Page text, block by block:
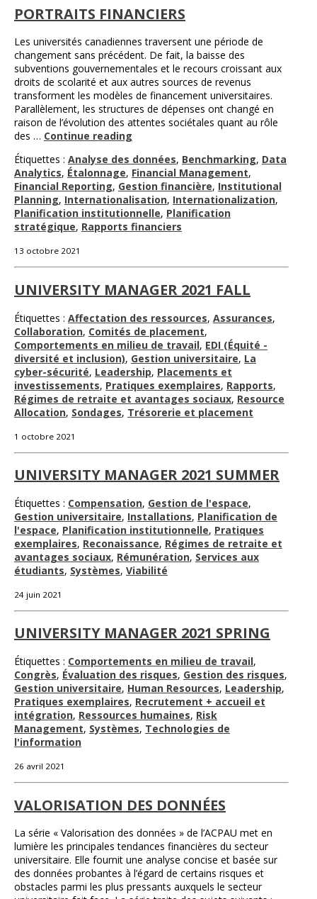
PORTRAITS FINANCIERS
Les universités canadiennes traversent une période de
changement sans précédent. De fait, la baisse des
subventions gouvernementales et le recours croissant aux
droits de scolarité et aux autres sources de revenus
transforment les modèles de financement universitaires.
Parallèlement, les structures de dépenses ont changé en
raison de l’évolution des attentes sociétales quant au rôle
des … Continue reading
Étiquettes : Analyse des données, Benchmarking, Data
Analytics, Étalonnage, Financial Management,
Financial Reporting, Gestion financière, Institutional
Planning, Internationalisation, Internationalization,
Planification institutionnelle, Planification
stratégique, Rapports financiers
13 octobre 2021
UNIVERSITY MANAGER 2021 FALL
Étiquettes : Affectation des ressources, Assurances,
Collaboration, Comités de placement,
Comportements en milieu de travail, EDI (Équité -
diversité et inclusion), Gestion universitaire, La
cyber-sécurité, Leadership, Placements et
investissements, Pratiques exemplaires, Rapports,
Régimes de retraite et avantages sociaux, Resource
Allocation, Sondages, Trésorerie et placement
1 octobre 2021
UNIVERSITY MANAGER 2021 SUMMER
Étiquettes : Compensation, Gestion de l'espace,
Gestion universitaire, Installations, Planification de
l'espace, Planification institutionnelle, Pratiques
exemplaires, Reconaissance, Régimes de retraite et
avantages sociaux, Rémunération, Services aux
étudiants, Systèmes, Viabilité
24 juin 2021
UNIVERSITY MANAGER 2021 SPRING
Étiquettes : Comportements en milieu de travail,
Congrès, Évaluation des risques, Gestion des risques,
Gestion universitaire, Human Resources, Leadership,
Pratiques exemplaires, Recrutement + accueil et
intégration, Ressources humaines, Risk
Management, Systèmes, Technologies de
l'information
26 avril 2021
VALORISATION DES DONNÉES
La série « Valorisation des données » de l’ACPAU met en
lumière les principales tendances financières du secteur
universitaire. Elle fournit une analyse concise et basée sur
des données probantes à l’égard de certains risques et
obstacles parmi les plus pressants auxquels le secteur